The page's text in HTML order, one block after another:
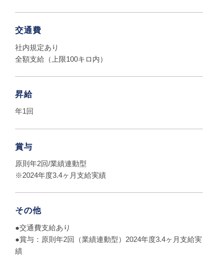
交通費
社内規定あり
全額支給（上限100キロ内）
昇給
年1回
賞与
原則年2回/業績連動型
※2024年度3.4ヶ月支給実績
その他
●交通費支給あり
●賞与：原則年2回（業績連動型）2024年度3.4ヶ月支給実
績